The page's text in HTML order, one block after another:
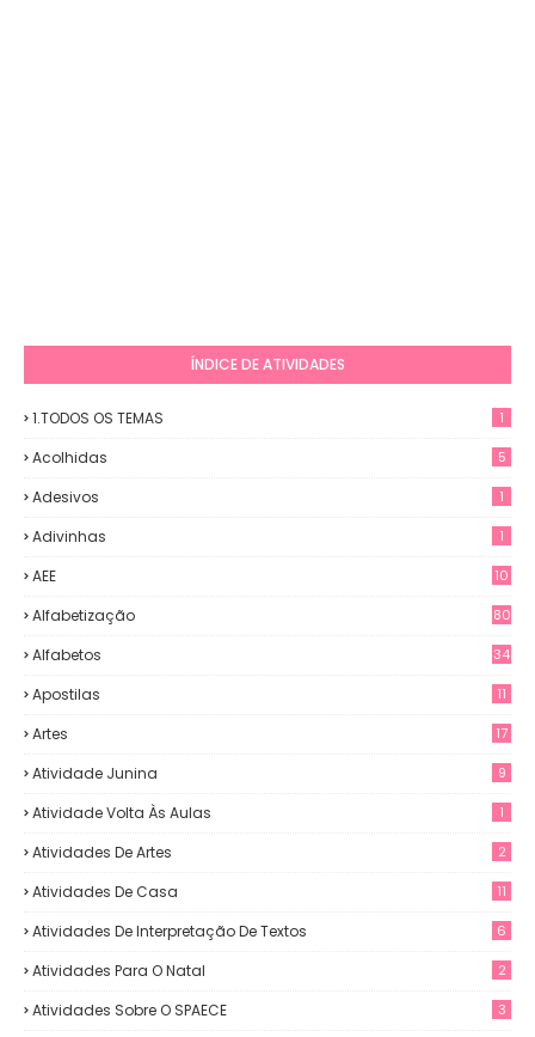
ÍNDICE DE ATIVIDADES
1.TODOS OS TEMAS 1
Acolhidas 5
Adesivos 1
Adivinhas 1
AEE 10
Alfabetização 80
Alfabetos 34
Apostilas 11
Artes 17
Atividade Junina 9
Atividade Volta Às Aulas 1
Atividades De Artes 2
Atividades De Casa 11
Atividades De Interpretação De Textos 6
Atividades Para O Natal 2
Atividades Sobre O SPAECE 3